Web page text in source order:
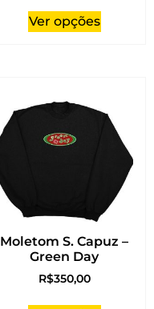
Ver opções
Moletom S. Capuz –
Green Day
R$350,00